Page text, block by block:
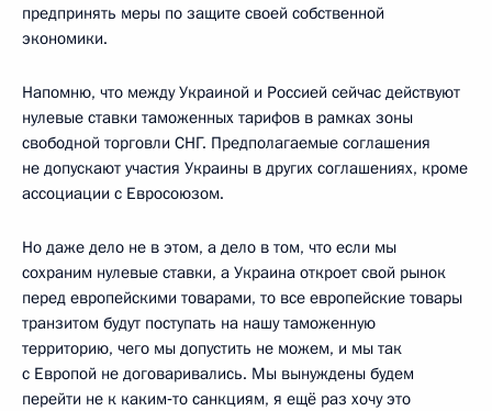
предпринять меры по защите своей собственной
экономики.
Напомню, что между Украиной и Россией сейчас действуют
нулевые ставки таможенных тарифов в рамках зоны
свободной торговли СНГ. Предполагаемые соглашения
не допускают участия Украины в других соглашениях, кроме
ассоциации с Евросоюзом.
Но даже дело не в этом, а дело в том, что если мы
сохраним нулевые ставки, а Украина откроет свой рынок
перед европейскими товарами, то все европейские товары
транзитом будут поступать на нашу таможенную
территорию, чего мы допустить не можем, и мы так
с Европой не договаривались. Мы вынуждены будем
перейти не к каким‑то санкциям, я ещё раз хочу это